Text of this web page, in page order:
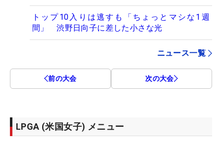
トップ10入りは逃すも「ちょっとマシな1週
間」 渋野日向子に差した小さな光
ニュース一覧
前の大会 次の大会
LPGA (米国女子) メニュー